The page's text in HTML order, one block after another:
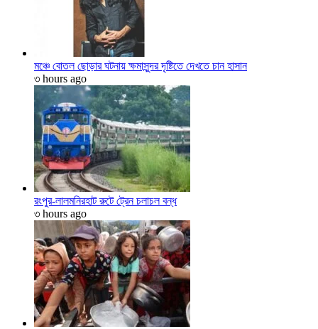
মঞ্চে বোতল ছোড়ার ঘটনায় ক্ষমাসুন্দর দৃষ্টিতে দেখতে চান হাসান
৩ hours ago
রংপুর-লালমনিরহাট রুটে ট্রেন চলাচল বন্ধ
৩ hours ago